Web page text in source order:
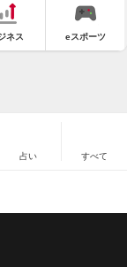
ネス eスポーツ
占い すべて